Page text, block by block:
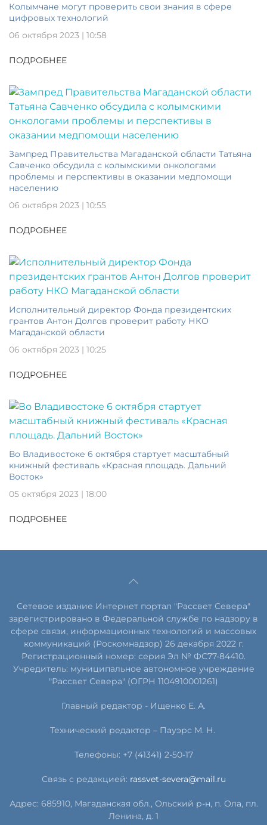
Колымчане могут проверить свои знания в сфере
цифровых технологий
06 октября 2023 | 10:58
ПОДРОБНЕЕ
Зампред Правительства Магаданской области Татьяна
Савченко обсудила с колымскими онкологами
проблемы и перспективы в оказании медпомощи
населению
06 октября 2023 | 10:55
ПОДРОБНЕЕ
Исполнительный директор Фонда президентских
грантов Антон Долгов проверит работу НКО
Магаданской области
06 октября 2023 | 10:25
ПОДРОБНЕЕ
Во Владивостоке 6 октября стартует масштабный
книжный фестиваль «Красная площадь. Дальний
Восток»
05 октября 2023 | 18:00
ПОДРОБНЕЕ
Сетевое издание Интернет портал "Рассвет Севера"
зарегистрировано в Федеральной службе по надзору в
сфере связи, информационных технологий и массовых
коммуникаций (Роскомнадзор) 26 декабря 2022 г.
Регистрационный номер: серия Эл № ФС77-84410.
Учредитель: муниципальное автономное учреждение
"Рассвет Севера" (ОГРН 1104910001261)
Главный редактор - Ищенко Е. А.
Технический редактор – Пауэрс М. Н.
Телефоны: +7 (41341) 2-50-17
Связь с редакцией: rassvet-severa@mail.ru
Адрес: 685910, Магаданская обл., Ольский р-н, п. Ола, пл.
Ленина, д. 1